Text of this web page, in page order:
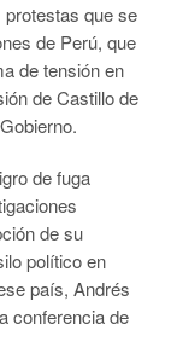
que se
de Perú, que
de tensión en
de Castillo de
de fuga
de su
político en
país, Andrés
conferencia de